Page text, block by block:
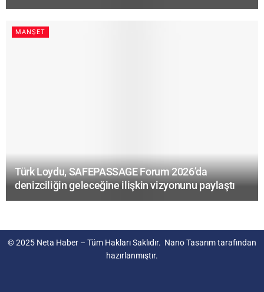
MANŞET
Türk Loydu, SAFEPASSAGE Forum 2026’da
denizciliğin geleceğine ilişkin vizyonunu paylaştı
© 2025 Neta Haber – Tüm Hakları Saklıdır. Nano Tasarımtarafından
hazırlanmıştır.